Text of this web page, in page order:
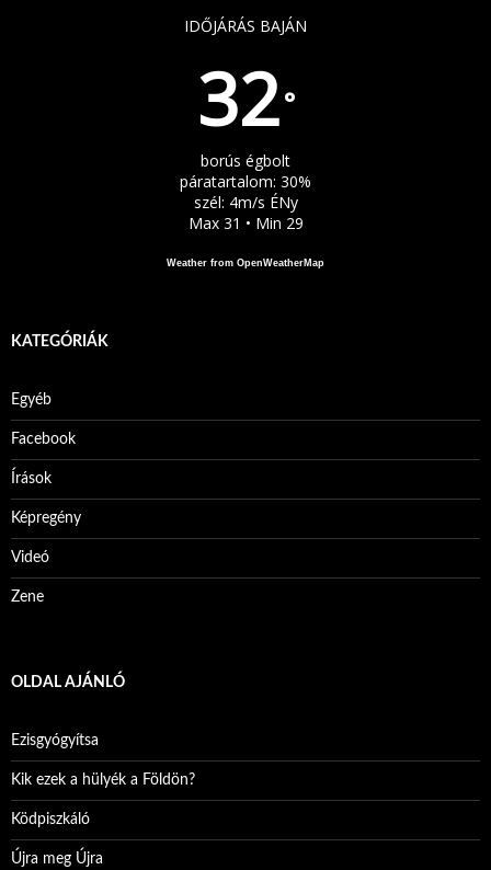
IDŐJÁRÁS BAJÁN
32°
borús égbolt
páratartalom: 30%
szél: 4m/s ÉNy
Max 31 • Min 29
Weather from OpenWeatherMap
KATEGÓRIÁK
Egyéb
Facebook
Írások
Képregény
Videó
Zene
OLDAL AJÁNLÓ
Ezisgyógyítsa
Kik ezek a hülyék a Földön?
Ködpiszkáló
Újra meg Újra